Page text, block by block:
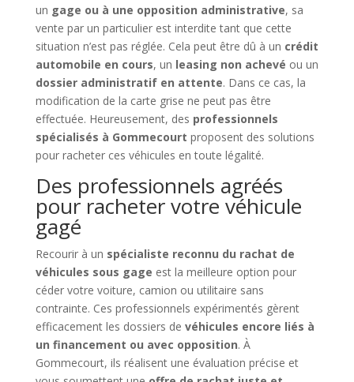
un gage ou à une opposition administrative, sa
vente par un particulier est interdite tant que cette
situation n’est pas réglée. Cela peut être dû à un crédit
automobile en cours, un leasing non achevé ou un
dossier administratif en attente. Dans ce cas, la
modification de la carte grise ne peut pas être
effectuée. Heureusement, des professionnels
spécialisés à Gommecourt proposent des solutions
pour racheter ces véhicules en toute légalité.
Des professionnels agréés
pour racheter votre véhicule
gagé
Recourir à un spécialiste reconnu du rachat de
véhicules sous gage est la meilleure option pour
céder votre voiture, camion ou utilitaire sans
contrainte. Ces professionnels expérimentés gèrent
efficacement les dossiers de véhicules encore liés à
un financement ou avec opposition. À
Gommecourt, ils réalisent une évaluation précise et